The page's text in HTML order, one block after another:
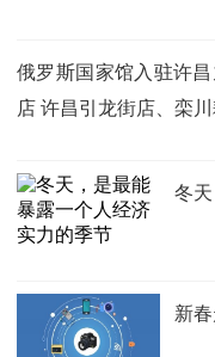
俄罗斯国家馆入驻许
店 许昌引龙街店、栾
冬
新